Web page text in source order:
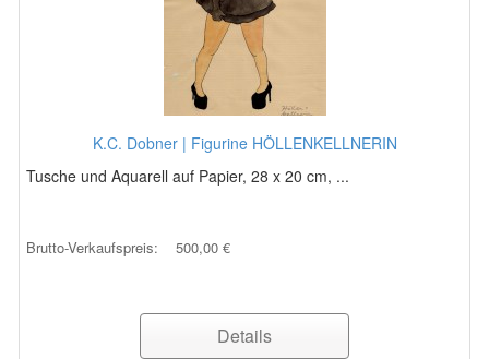
K.C. Dobner | Figurine HÖLLENKELLNERIN
Tusche und Aquarell auf Papier, 28 x 20 cm, ...
Brutto-Verkaufspreis: 500,00 €
Details